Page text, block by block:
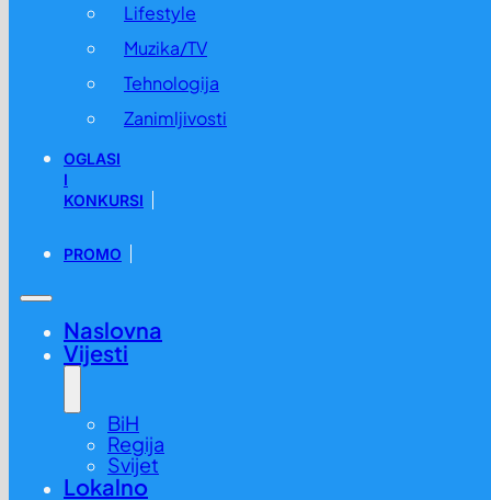
Lifestyle
Muzika/TV
Tehnologija
Zanimljivosti
OGLASI
I
KONKURSI
PROMO
Naslovna
Vijesti
BiH
Regija
Svijet
Lokalno